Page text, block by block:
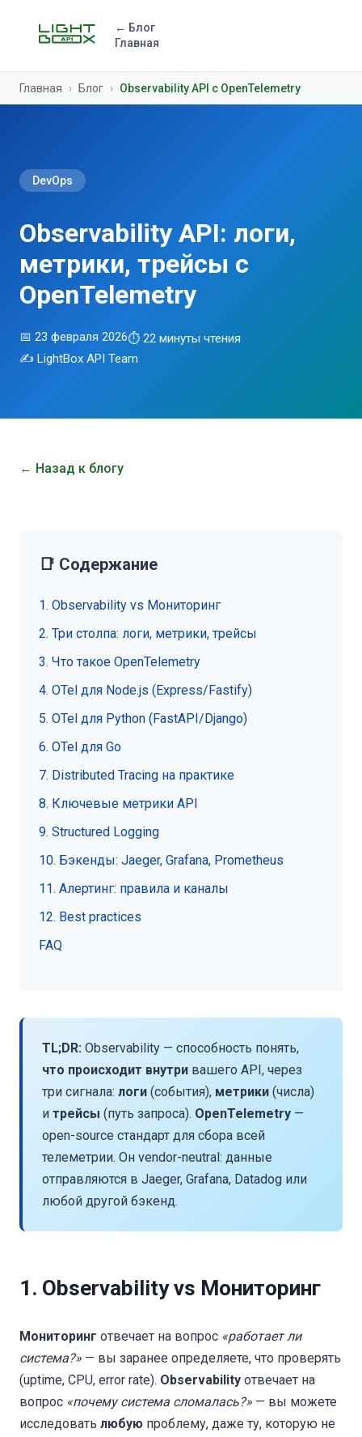
← Блог
Главная
Главная › Блог › Observability API с OpenTelemetry
DevOps
Observability API: логи,
метрики, трейсы с
OpenTelemetry
📅 23 февраля 2026⏱ 22 минуты чтения
✍️ LightBox API Team
← Назад к блогу
📑 Содержание
1. Observability vs Мониторинг
2. Три столпа: логи, метрики, трейсы
3. Что такое OpenTelemetry
4. OTel для Node.js (Express/Fastify)
5. OTel для Python (FastAPI/Django)
6. OTel для Go
7. Distributed Tracing на практике
8. Ключевые метрики API
9. Structured Logging
10. Бэкенды: Jaeger, Grafana, Prometheus
11. Алертинг: правила и каналы
12. Best practices
FAQ
TL;DR: Observability — способность понять,
что происходит внутри вашего API, через
три сигнала: логи (события), метрики (числа)
и трейсы (путь запроса). OpenTelemetry —
open-source стандарт для сбора всей
телеметрии. Он vendor-neutral: данные
отправляются в Jaeger, Grafana, Datadog или
любой другой бэкенд.
1. Observability vs Мониторинг
Мониторинг отвечает на вопрос «работает ли
система?» — вы заранее определяете, что проверять
(uptime, CPU, error rate). Observability отвечает на
вопрос «почему система сломалась?» — вы можете
исследовать любую проблему, даже ту, которую не